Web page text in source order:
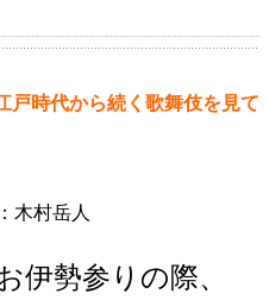
戸時代から続く歌舞伎を見て
木村岳人
伊勢参りの際、